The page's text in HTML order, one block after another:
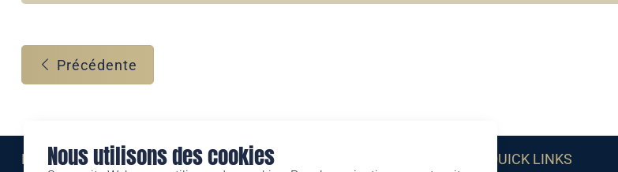
Nous utilisons des cookies
Précédente
Eine Marke der QUICK LINKS